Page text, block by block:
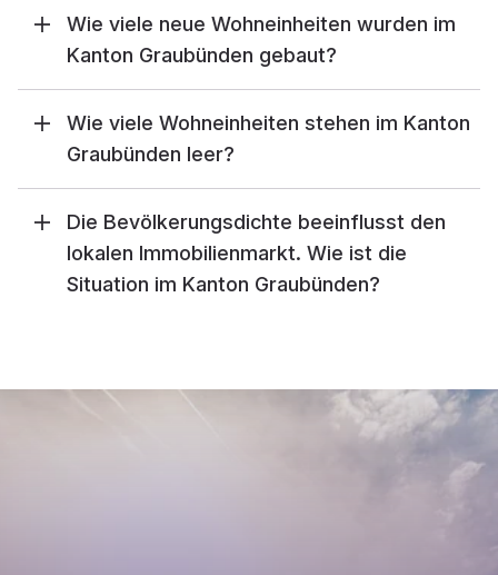
Wie viele neue Wohneinheiten wurden im
Kanton Graubünden gebaut?
Wie viele Wohneinheiten stehen im Kanton
Graubünden leer?
Die Bevölkerungsdichte beeinflusst den
lokalen Immobilienmarkt. Wie ist die
Situation im Kanton Graubünden?